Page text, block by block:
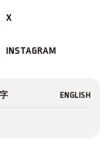
X
INSTAGRAM